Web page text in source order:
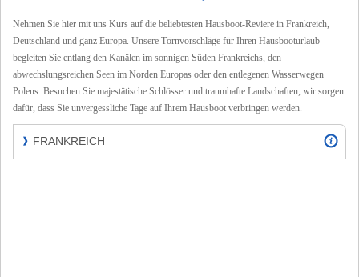
Nehmen Sie hier mit uns Kurs auf die beliebtesten Hausboot-Reviere in Frankreich,
Deutschland und ganz Europa. Unsere Törnvorschläge für Ihren Hausbooturlaub
begleiten Sie entlang den Kanälen im sonnigen Süden Frankreichs, den
abwechslungsreichen Seen im Norden Europas oder den entlegenen Wasserwegen
Polens. Besuchen Sie majestätische Schlösser und traumhafte Landschaften, wir sorgen
dafür, dass Sie unvergessliche Tage auf Ihrem Hausboot verbringen werden.
❱ FRANKREICH